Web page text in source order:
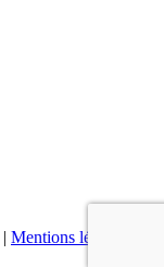
| Mentions légales